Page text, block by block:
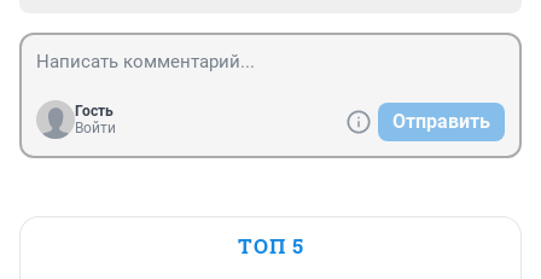
Гость
Войти
Отправить
ТОП 5